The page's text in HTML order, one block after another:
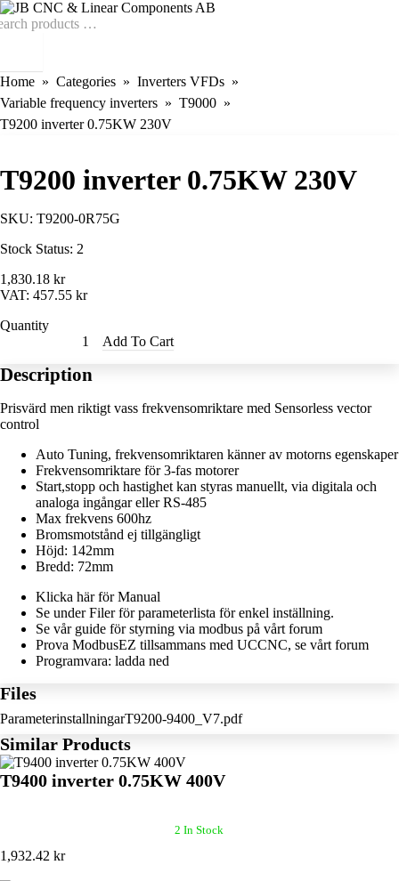
Home Categories
Inverters VFDs
Variable frequency inverters
T9000
T9200 inverter 0.75KW 230V
T9200 inverter 0.75KW 230V
SKU: T9200-0R75G
Stock Status: 2
1,830.18 kr
VAT: 457.55 kr
Quantity
Add To Cart
Description
Prisvärd men riktigt vass frekvensomriktare med Sensorless vector
control
Auto Tuning, frekvensomriktaren känner av motorns egenskaper
Frekvensomriktare för 3-fas motorer
Start,stopp och hastighet kan styras manuellt, via digitala och
analoga ingångar eller RS-485
Max frekvens 600hz
Bromsmotstånd ej tillgängligt
Höjd: 142mm
Bredd: 72mm
Klicka härför Manual
Se under Filer för parameterlista för enkel inställning.
Se vår guide för styrning via modbus på vårt forum
Prova ModbusEZ tillsammans med UCCNC, se vårt forum
Programvara: ladda ned
Files
ParameterinstallningarT9200-9400_V7.pdf
Similar Products
T9400 inverter 0.75KW 400V
2 In Stock
1,932.42 kr